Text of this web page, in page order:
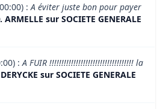
:A éviter juste bon pour payer
sur SOCIETE GENERALE
:A FUIR !!!!!!!!!!!!!!!!!!!!!!!!!!!!!!!!!!! la
sur SOCIETE GENERALE